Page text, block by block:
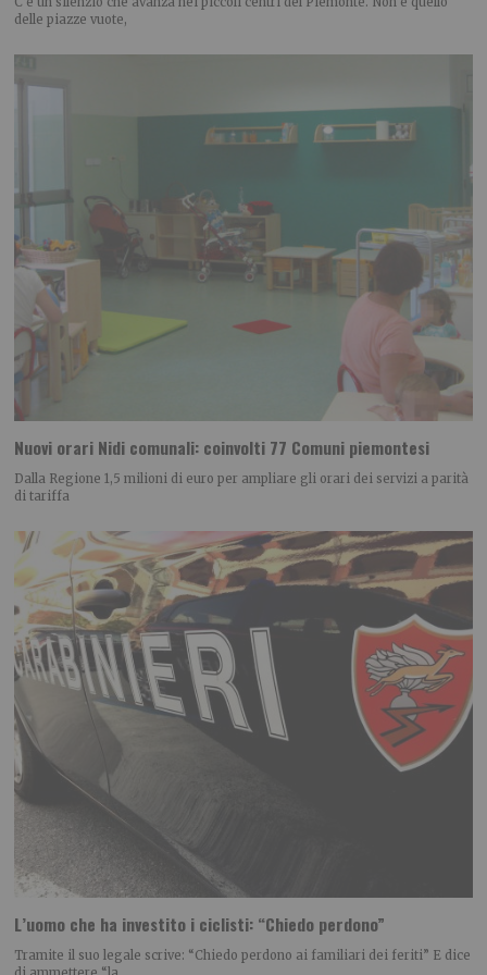
delle piazze vuote,
Nuovi orari Nidi comunali: coinvolti 77 Comuni piemontesi
Dalla Regione 1,5 milioni di euro per ampliare gli orari dei servizi a parità
di tariffa
L’uomo che ha investito i ciclisti: “Chiedo perdono”
Tramite il suo legale scrive: “Chiedo perdono ai familiari dei feriti” E dice